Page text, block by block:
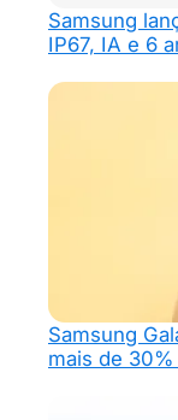
Samsung
IP67, IA e 6
Samsung
mais de